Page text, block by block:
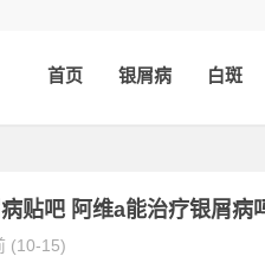
首页 银屑病 白斑
贴吧 阿维a能治疗银屑病
(10-15)